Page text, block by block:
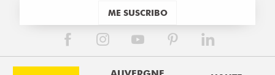
ME SUSCRIBO